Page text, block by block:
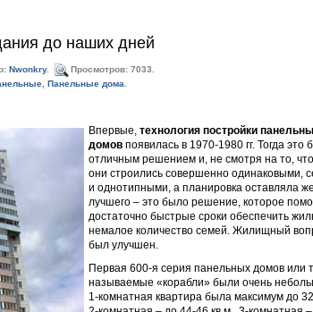
до наших дней
Nwonkry.
Просмотров: 7033.
, Панельные дома
Впервые, технология постройки
домовпоявилась в 1970-1980 гг. Тогда это
отличным решением и, не смотря на то,
они строились совершенно одинаковыми,
и однотипными, а планировка оставляла
лучшего – это было решение, которое
достаточно быстрые сроки обеспечить
немалое количество семей. Жилищный
был улучшен.
Первая 600-я серия панельных домов или
называемые «корабли» были очень
1-комнатная квартира была максимум до